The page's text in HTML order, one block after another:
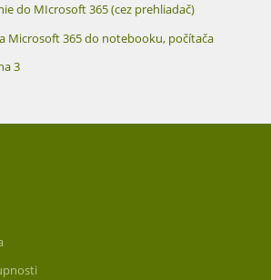
do MIcrosoft 365 (cez prehliadač)
Microsoft 365 do notebooku, počítača
3